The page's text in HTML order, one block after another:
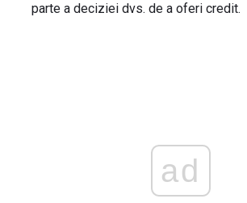
parte a deciziei dvs. de a oferi credit.
ad